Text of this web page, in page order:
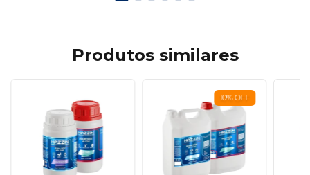
Produtos similares
10%OFF